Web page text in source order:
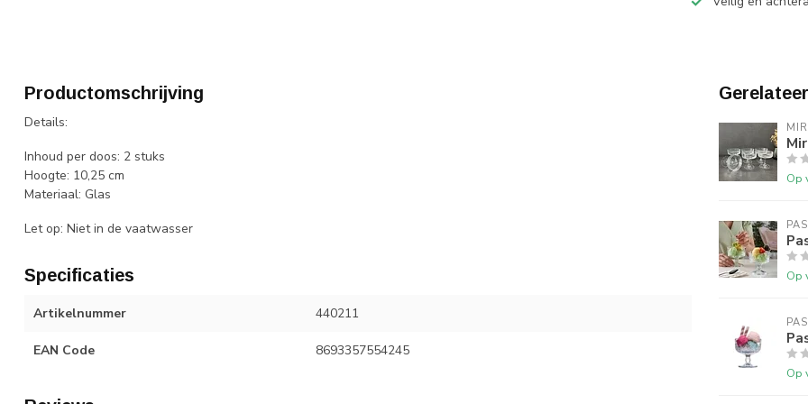
Productomschrijving
Details:
Inhoud per doos: 2 stuks
Hoogte: 10,25 cm
Materiaal: Glas
Let op: Niet in de vaatwasser
Specificaties
Artikelnummer 440211
EAN Code 8693357554245
Op
Op
Op